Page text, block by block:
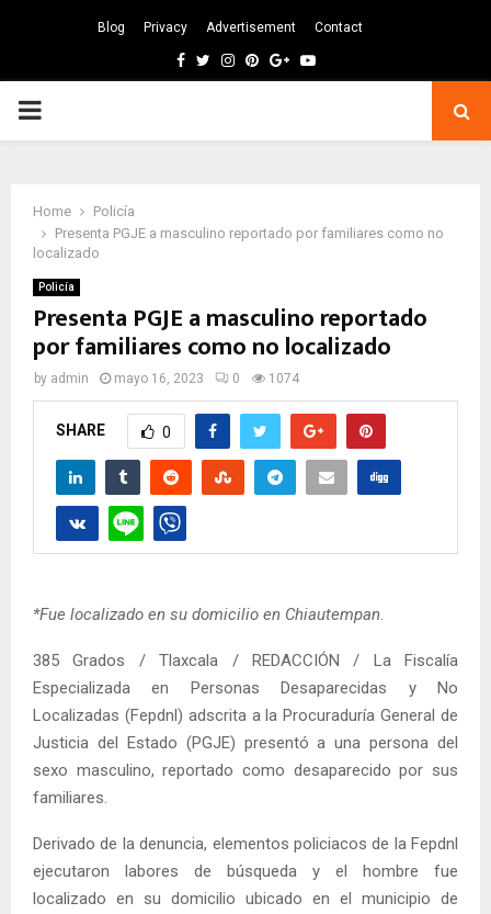
Blog Privacy Advertisement Contact
Facebook
TwitterInstagram
Pinterest
GoogleYoutube
PRIMARY
Home
Policía
Presenta PGJE a masculino reportado por familiares como no
localizado
Policía
Presenta PGJE a masculino reportado
por familiares como no localizado
by admin mayo 16, 2023 0 1074
SHARE 0
*Fue localizado en su domicilio en Chiautempan
385 Grados / Tlaxcala / REDACCIÓN / La Fiscalía
Especializada en Personas Desaparecidas y No
Localizadas (Fepdnl) adscrita a la Procuraduría General de
Justicia del Estado (PGJE) presentó a una persona del
sexo masculino, reportado como desaparecido por sus
familiares.
Derivado de la denuncia, elementos policiacos de la Fepdnl
ejecutaron labores de búsqueda y el hombre fue
localizado en su domicilio ubicado en el municipio de